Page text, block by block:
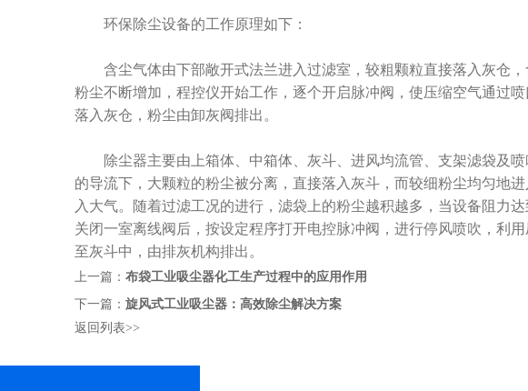
环保除尘设备的工作原理如下：
含尘气体由下部敞开式法兰进入过滤室，较粗颗粒直接落入灰仓，
粉尘不断增加，程控仪开始工作，逐个开启脉冲阀，使压缩空气通过
落入灰仓，粉尘由卸灰阀排出。
除尘器主要由上箱体、中箱体、灰斗、进风均流管、支架滤袋及喷
的导流下，大颗粒的粉尘被分离，直接落入灰斗，而较细粉尘均匀地
入大气。随着过滤工况的进行，滤袋上的粉尘越积越多，当设备阻力
关闭一室离线阀后，按设定程序打开电控脉冲阀，进行停风喷吹，利
至灰斗中，由排灰机构排出。
上一篇： 布袋工业吸尘器化工生产过程中的应用作用
下一篇： 旋风式工业吸尘器：高效除尘解决方案
返回列表>>